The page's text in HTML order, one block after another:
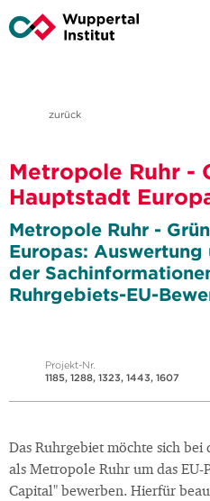
zurück
Metropole Ruhr -
Hauptstadt
Metropole Ruhr -
Europas:
der
Ruhrgebiets-EU-
Projekt-Nr.
1185, 1288, 1323, 1443, 1607
Das Ruhrgebiet möchte sich
als Metropole Ruhr um das EU-
Capital" bewerben. Hierfür